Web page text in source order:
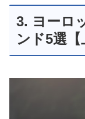
3. ヨーロ
ンド5選【